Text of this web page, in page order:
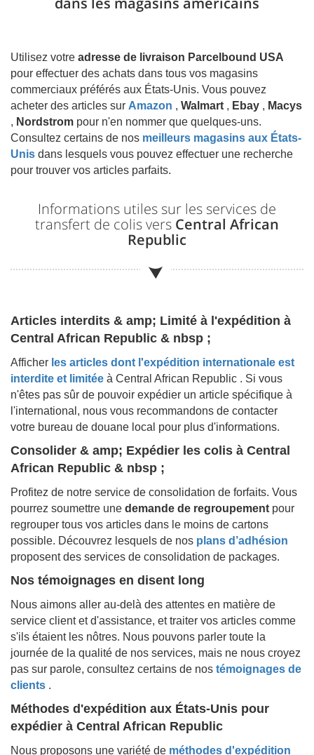
Utilisez votre adresse de livraison Parcelbound USA
pour effectuer des achats dans tous vos magasins
commerciaux préférés aux États-Unis. Vous pouvez
acheter des articles sur Amazon , Walmart , Ebay , Macys
, Nordstrom pour n'en nommer que quelques-uns.
Consultez certains de nos meilleurs magasins aux États-
Unis dans lesquels vous pouvez effectuer une recherche
pour trouver vos articles parfaits.
Informations utiles sur les services de
transfert de colis vers Central African
Republic
Articles interdits & amp; Limité à l'expédition à
Central African Republic & nbsp ;
Afficher les articles dont l'expédition internationale est
interdite et limitée à Central African Republic . Si vous
n'êtes pas sûr de pouvoir expédier un article spécifique à
l'international, nous vous recommandons de contacter
votre bureau de douane local pour plus d'informations.
Consolider & amp; Expédier les colis à Central
African Republic & nbsp ;
Profitez de notre service de consolidation de forfaits. Vous
pourrez soumettre une demande de regroupement pour
regrouper tous vos articles dans le moins de cartons
possible. Découvrez lesquels de nos plans d’adhésion
proposent des services de consolidation de packages.
Nos témoignages en disent long
Nous aimons aller au-delà des attentes en matière de
service client et d'assistance, et traiter vos articles comme
s'ils étaient les nôtres. Nous pouvons parler toute la
journée de la qualité de nos services, mais ne nous croyez
pas sur parole, consultez certains de nos témoignages de
clients .
Méthodes d'expédition aux États-Unis pour
expédier à Central African Republic
Nous proposons une variété de méthodes d'expédition